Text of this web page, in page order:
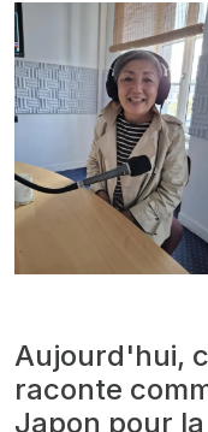
Aujourd'hui,
raconte
Japon pour